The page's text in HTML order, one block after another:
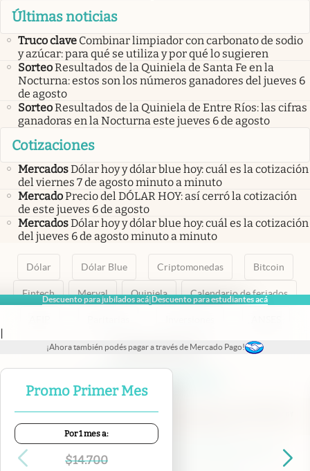
Descuento para jubilados acá|Descuento para estudiantes acá
|
¡Ahora también podés pagar a través de Mercado Pago!
Promo Primer Mes
Por 1 mes a:
$14.700
Últimas noticias
Truco clave Combinar limpiador con carbonato de sodio
y azúcar: para qué se utiliza y por qué lo sugieren
SorteoResultados de la Quiniela de Santa Fe en la
Nocturna: estos son los números ganadores del jueves 6
de agosto
SorteoResultados de la Quiniela de Entre Ríos: las cifras
ganadoras en la Nocturna este jueves 6 de agosto
Cotizaciones
MercadosDólar hoy y dólar blue hoy: cuál es la cotización
del viernes 7 de agosto minuto a minuto
MercadoPrecio del DÓLAR HOY: así cerró la cotización
de este jueves 6 de agosto
MercadosDólar hoy y dólar blue hoy: cuál es la cotización
del jueves 6 de agosto minuto a minuto
Dólar Dólar Blue Criptomonedas Bitcoin
Fintech Merval Quiniela Calendario de feriados
abre en nueva pestaña
abre en nueva pestaña
abre en nueva pestaña
abre en nueva pestaña
abre en nueva pestaña